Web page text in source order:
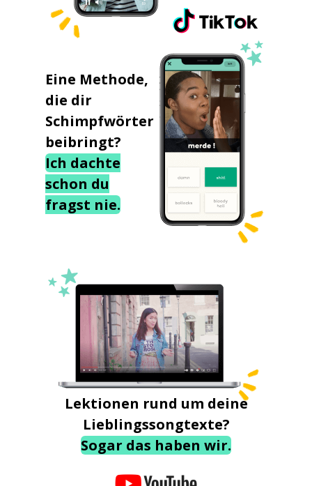
Eine Methode,
die dir
Schimpfwörter
beibringt?
Ich dachte
schon du
fragst nie.
Lektionen rund um deine
Lieblingssongtexte?
Sogar das haben wir.